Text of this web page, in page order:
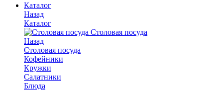
Каталог
Назад
Каталог
Столовая посуда
Назад
Столовая посуда
Кофейники
Кружки
Салатники
Блюда